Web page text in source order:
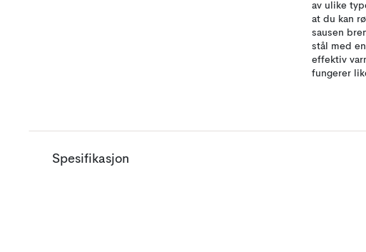
av ulike
at du kan
sausen
stål med
effektiv
fungerer
Spesifikasjon